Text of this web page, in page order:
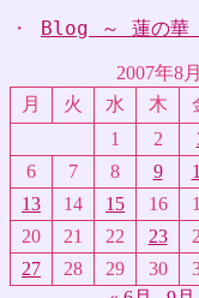
ビ
ゲ
ー
シ
ョ
ン
・ Blog ～ 蓮の華
2007年8月
月
火 水 木
1
2
6
7 8 9
13
14 15 16
20
21 22 23
27
28 29 30